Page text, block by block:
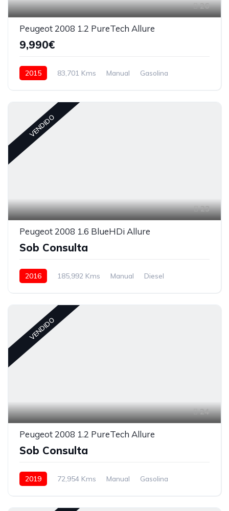
26
Peugeot 2008 1.2 PureTech Allure
9,990€
2015 83,701 Kms Manual Gasolina
VENDIDO
23
Peugeot 2008 1.6 BlueHDi Allure
Sob Consulta
2016 185,992 Kms Manual Diesel
VENDIDO
24
Peugeot 2008 1.2 PureTech Allure
Sob Consulta
2019 72,954 Kms Manual Gasolina